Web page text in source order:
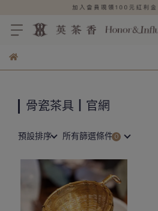
骨瓷茶具┃官網
預設排序 所有篩選條件